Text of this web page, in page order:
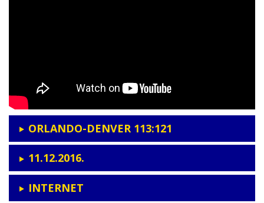
ORLANDO-DENVER 113:121
11.12.2016.
INTERNET